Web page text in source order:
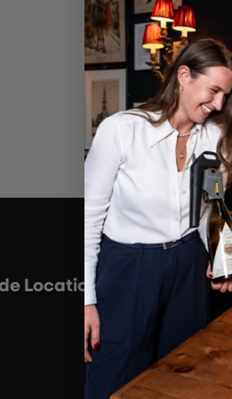
Por
Locations